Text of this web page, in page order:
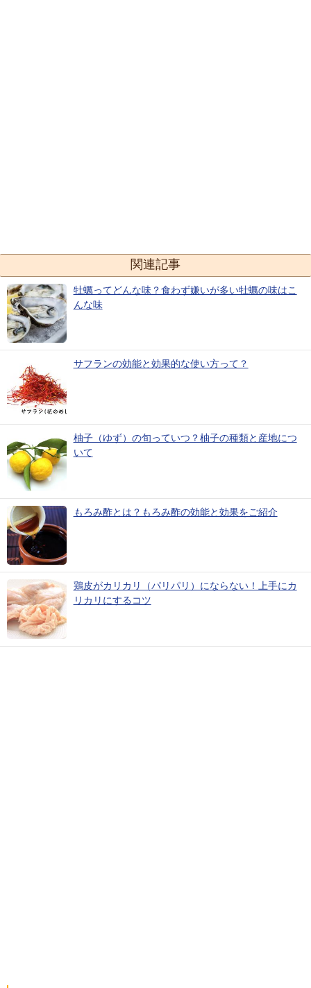
関連記事
牡蠣ってどんな味？食わず嫌いが多い牡蠣の味はこ
んな味
サフランの効能と効果的な使い方って？
柚子（ゆず）の旬っていつ？柚子の種類と産地につ
いて
もろみ酢とは？もろみ酢の効能と効果をご紹介
鶏皮がカリカリ（パリパリ）にならない！上手にカ
リカリにするコツ